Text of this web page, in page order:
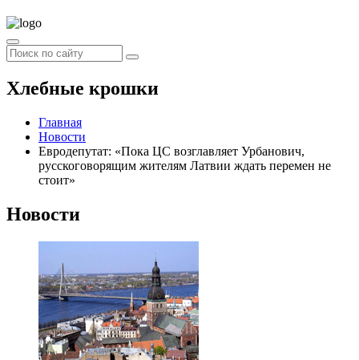
Хлебные крошки
Главная
Новости
Евродепутат: «Пока ЦС возглавляет Урбанович,
русскоговорящим жителям Латвии ждать перемен не
стоит»
Новости